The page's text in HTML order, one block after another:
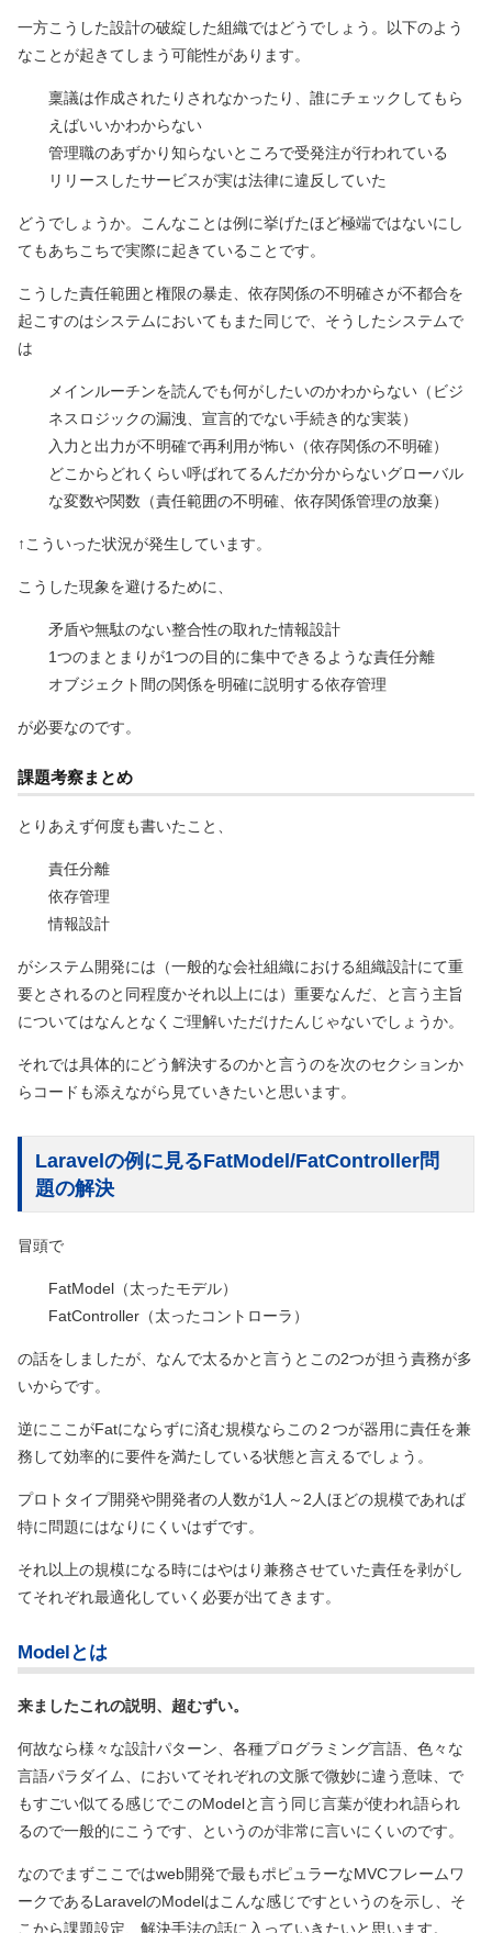
一方こうした設計の破綻した組織ではどうでしょう。以下のよう
なことが起きてしまう可能性があります。
稟議は作成されたりされなかったり、誰にチェックしてもら
えばいいかわからない
管理職のあずかり知らないところで受発注が行われている
リリースしたサービスが実は法律に違反していた
どうでしょうか。こんなことは例に挙げたほど極端ではないにし
てもあちこちで実際に起きていることです。
こうした責任範囲と権限の暴走、依存関係の不明確さが不都合を
起こすのはシステムにおいてもまた同じで、そうしたシステムで
は
メインルーチンを読んでも何がしたいのかわからない（ビジ
ネスロジックの漏洩、宣言的でない手続き的な実装）
入力と出力が不明確で再利用が怖い（依存関係の不明確）
どこからどれくらい呼ばれてるんだか分からないグローバル
な変数や関数（責任範囲の不明確、依存関係管理の放棄）
↑こういった状況が発生しています。
こうした現象を避けるために、
矛盾や無駄のない整合性の取れた情報設計
1つのまとまりが1つの目的に集中できるような責任分離
オブジェクト間の関係を明確に説明する依存管理
が必要なのです。
課題考察まとめ
とりあえず何度も書いたこと、
責任分離
依存管理
情報設計
がシステム開発には（一般的な会社組織における組織設計にて重
要とされるのと同程度かそれ以上には）重要なんだ、と言う主旨
についてはなんとなくご理解いただけたんじゃないでしょうか。
それでは具体的にどう解決するのかと言うのを次のセクションか
らコードも添えながら見ていきたいと思います。
Laravelの例に見るFatModel/FatController問
題の解決
冒頭で
FatModel（太ったモデル）
FatController（太ったコントローラ）
の話をしましたが、なんで太るかと言うとこの2つが担う責務が多
いからです。
逆にここがFatにならずに済む規模ならこの２つが器用に責任を兼
務して効率的に要件を満たしている状態と言えるでしょう。
プロトタイプ開発や開発者の人数が1人～2人ほどの規模であれば
特に問題にはなりにくいはずです。
それ以上の規模になる時にはやはり兼務させていた責任を剥がし
てそれぞれ最適化していく必要が出てきます。
Modelとは
来ましたこれの説明、超むずい。
何故なら様々な設計パターン、各種プログラミング言語、色々な
言語パラダイム、においてそれぞれの文脈で微妙に違う意味、で
もすごい似てる感じでこのModelと言う同じ言葉が使われ語られ
るので一般的にこうです、というのが非常に言いにくいのです。
なのでまずここではweb開発で最もポピュラーなMVCフレームワ
ークであるLaravelのModelはこんな感じですというのを示し、そ
こから課題設定、解決手法の話に入っていきたいと思います。